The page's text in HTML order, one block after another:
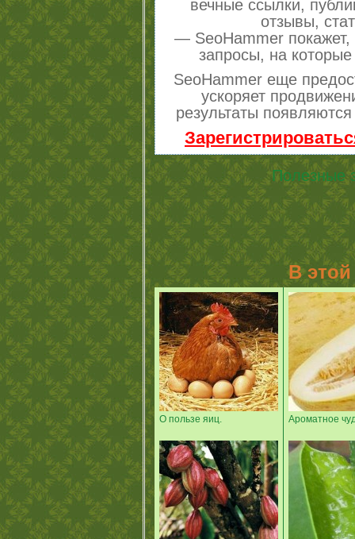
вечные ссылки,
отзывы,
— SeoHammer покажет,
запросы, на
SeoHammer еще
ускоряет
результаты
Полезные
В
О пользе яиц. Ароматное